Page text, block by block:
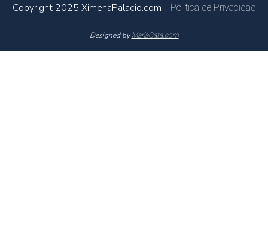
Copyright 2025 XimenaPalacio.com - Política de Privacidad
Designed byMariaCata.com